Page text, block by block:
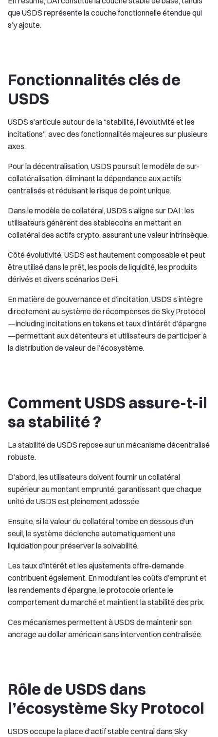
que USDS représente la couche fonctionnelle étendue qui
s’y ajoute.
Fonctionnalités clés de
USDS
USDS s’articule autour de la “stabilité, l’évolutivité et les
incitations”, avec des fonctionnalités majeures sur plusieurs
axes.
Pour la décentralisation, USDS poursuit le modèle de sur-
collatéralisation, éliminant la dépendance aux actifs
centralisés et réduisant le risque de point unique.
Dans le modèle de collatéral, USDS s’aligne sur DAI : les
utilisateurs génèrent des stablecoins en mettant en
collatéral des actifs crypto, assurant une valeur intrinsèque.
Côté évolutivité, USDS est hautement composable et peut
être utilisé dans le prêt, les pools de liquidité, les produits
dérivés et divers scénarios DeFi.
En matière de gouvernance et d’incitation, USDS s’intègre
directement au système de récompenses de Sky Protocol
—including incitations en tokens et taux d’intérêt d’épargne
—permettant aux détenteurs et utilisateurs de participer à
la distribution de valeur de l’écosystème.
Comment USDS assure-t-il
sa stabilité ?
La stabilité de USDS repose sur un mécanisme décentralisé
robuste.
D’abord, les utilisateurs doivent fournir un collatéral
supérieur au montant emprunté, garantissant que chaque
unité de USDS est pleinement adossée.
Ensuite, si la valeur du collatéral tombe en dessous d’un
seuil, le système déclenche automatiquement une
liquidation pour préserver la solvabilité.
Les taux d’intérêt et les ajustements offre-demande
contribuent également. En modulant les coûts d’emprunt et
les rendements d’épargne, le protocole oriente le
comportement du marché et maintient la stabilité des prix.
Ces mécanismes permettent à USDS de maintenir son
ancrage au dollar américain sans intervention centralisée.
Rôle de USDS dans
l’écosystème Sky Protocol
USDS occupe la place d’actif stable central dans Sky